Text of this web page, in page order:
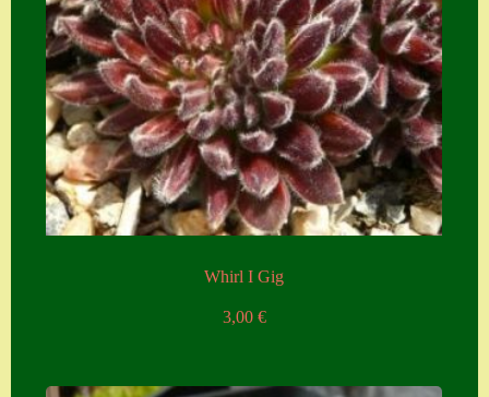
Zahlung
Zahlungs- &
Versandinfos
Zubehör
Zubehör
Whirl I Gig
3,00 €